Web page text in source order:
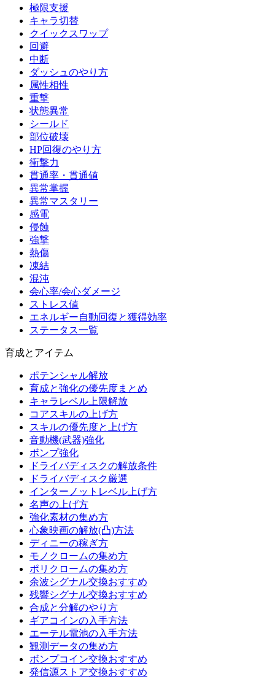
極限支援
キャラ切替
クイックスワップ
回避
中断
ダッシュのやり方
属性相性
重撃
状態異常
シールド
部位破壊
HP回復のやり方
衝撃力
貫通率・貫通値
異常掌握
異常マスタリー
感電
侵蝕
強撃
熱傷
凍結
混沌
会心率/会心ダメージ
ストレス値
エネルギー自動回復と獲得効率
ステータス一覧
育成とアイテム
ポテンシャル解放
育成と強化の優先度まとめ
キャラレベル上限解放
コアスキルの上げ方
スキルの優先度と上げ方
音動機(武器)強化
ボンプ強化
ドライバディスクの解放条件
ドライバディスク厳選
インターノットレベル上げ方
名声の上げ方
強化素材の集め方
心象映画の解放(凸)方法
ディニーの稼ぎ方
モノクロームの集め方
ポリクロームの集め方
余波シグナル交換おすすめ
残響シグナル交換おすすめ
合成と分解のやり方
ギアコインの入手方法
エーテル電池の入手方法
観測データの集め方
ボンプコイン交換おすすめ
発信源ストア交換おすすめ